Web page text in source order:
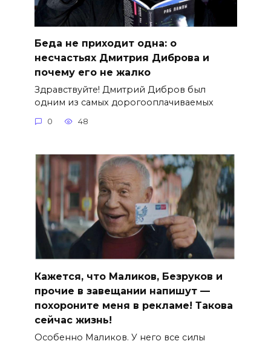
Беда не приходит одна: о
несчастьях Дмитрия Диброва и
почему его не жалко
Здравствуйте! Дмитрий Дибров был
одним из самых дорогооплачиваемых
0 48
Кажется, что Маликов, Безруков и
прочие в завещании напишут —
похороните меня в рекламе! Такова
сейчас жизнь!
Особенно Маликов. У него все силы